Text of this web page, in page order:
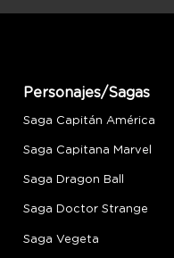
Personajes/Sagas
Saga Capitán América
Saga Capitana Marvel
Saga Dragon Ball
Saga Doctor Strange
Saga Vegeta